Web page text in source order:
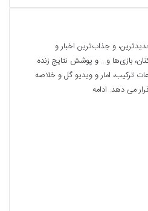
و جذاب‌ترین اخبار و
بازی‌ها و… و پوشش نتایج زنده
ترکیب، امار و ویدیو‌‌ گل‌ و خلاصه
می دهد. ادامه